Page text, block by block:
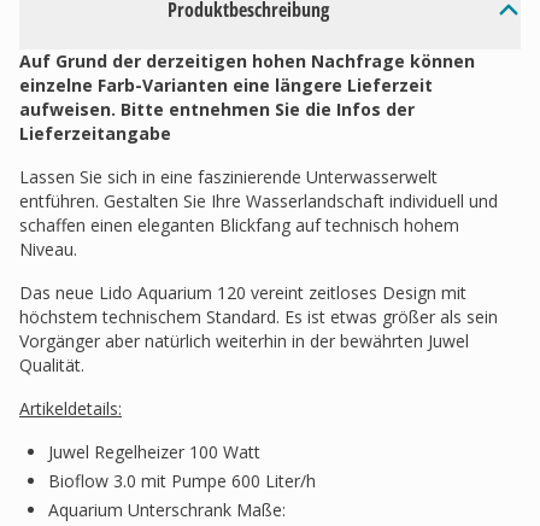
Produktbeschreibung
Auf Grund der derzeitigen hohen Nachfrage können
einzelne Farb-Varianten eine längere Lieferzeit
aufweisen. Bitte entnehmen Sie die Infos der
Lieferzeitangabe
Lassen Sie sich in eine faszinierende Unterwasserwelt
entführen. Gestalten Sie Ihre Wasserlandschaft individuell und
schaffen einen eleganten Blickfang auf technisch hohem
Niveau.
Das neue Lido Aquarium 120 vereint zeitloses Design mit
höchstem technischem Standard. Es ist etwas größer als sein
Vorgänger aber natürlich weiterhin in der bewährten Juwel
Qualität.
Artikeldetails:
Juwel Regelheizer 100 Watt
Bioflow 3.0 mit Pumpe 600 Liter/h
Aquarium Unterschrank Maße: